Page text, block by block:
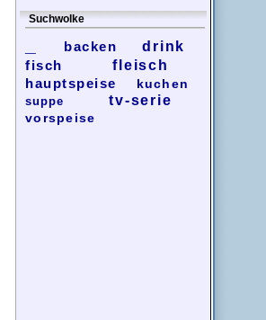
Suchwolke
backen
drink
fisch
fleisch
hauptspeise
kuchen
suppe tv-serie
vorspeise